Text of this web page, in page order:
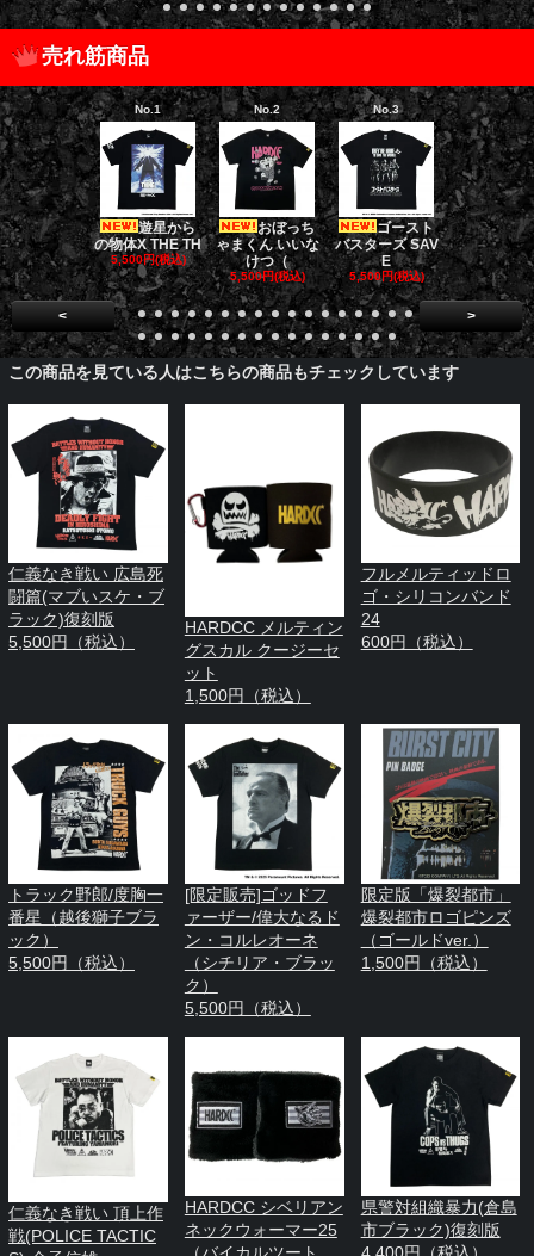
売れ筋商品
No.1
遊星から
の物体X THE TH
5,500円(税込)
No.2
おぼっち
ゃまくん いいな
けつ（
5,500円(税込)
No.3
ゴースト
バスターズ SAV
E
5,500円(税込)
No.4
ゴー
バスターズ
ージャ
5,500円(税
< >
この商品を見ている人はこちらの商品もチェックしています
仁義なき戦い 広島死
闘篇(マブいスケ・ブ
ラック)復刻版
5,500円（税込）
HARDCC メルティン
グスカル クージーセ
ット
1,500円（税込）
フルメルティッドロ
ゴ・シリコンバンド
24
600円（税込）
トラック野郎/度胸一
番星（越後獅子ブラ
ック）
5,500円（税込）
[限定販売]ゴッドフ
ァーザー/偉大なるド
ン・コルレオーネ
（シチリア・ブラッ
ク）
5,500円（税込）
限定版「爆裂都市」
爆裂都市ロゴピンズ
（ゴールドver.）
1,500円（税込）
仁義なき戦い 頂上作
戦(POLICE TACTIC
HARDCC シベリアン
ネックウォーマー25
（バイカルツート
県警対組織暴力(倉島
市ブラック)復刻版
4,400円（税込）